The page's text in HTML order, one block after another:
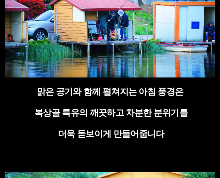
맑은 공기와 함께 펼쳐지는 아침 풍경은
복상골 특유의 깨끗하고 차분한 분위기를
더욱 돋보이게 만들어줍니다